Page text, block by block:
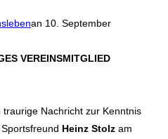
an Veröffentlicht
10. September
VEREINSMITGLIED
Nachricht zur Kenntnis
Heinz Stolz am